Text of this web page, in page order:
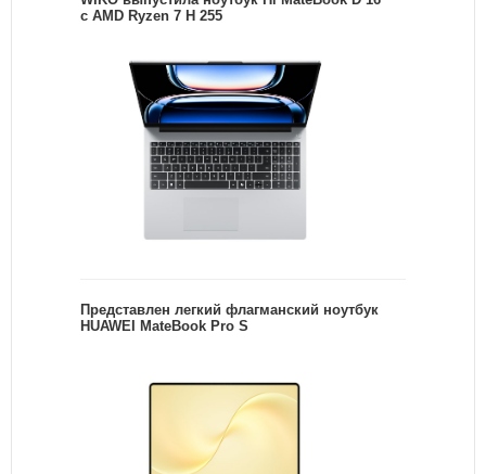
с AMD Ryzen 7 H 255
Представлен легкий флагманский ноутбук
HUAWEI MateBook Pro S